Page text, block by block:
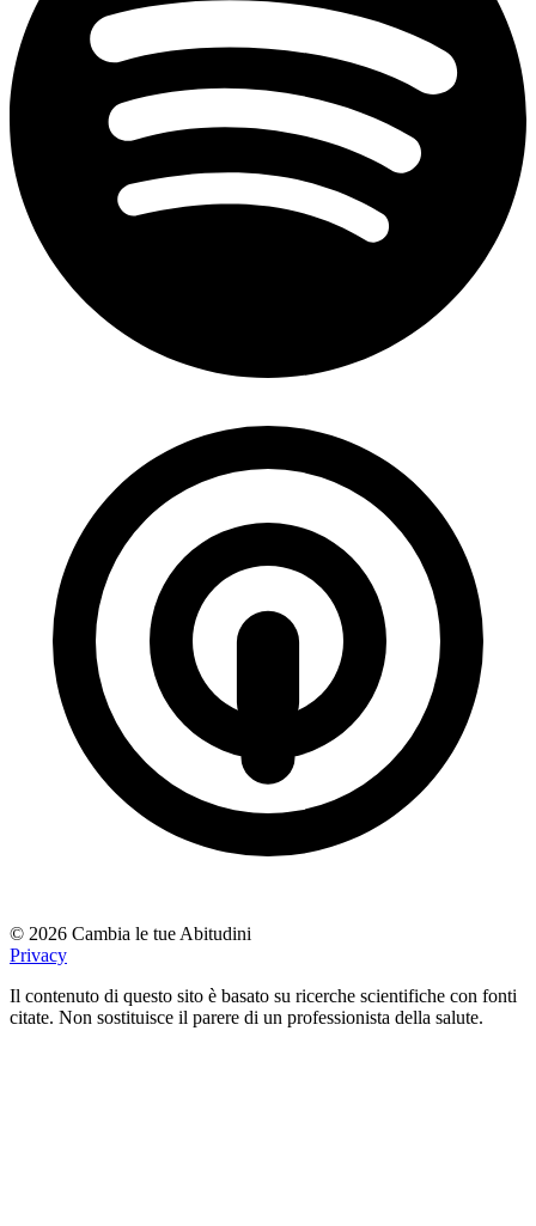
© 2026 Cambia le tue Abitudini
Privacy
Il contenuto di questo sito è basato su ricerche scientifiche con fonti
citate. Non sostituisce il parere di un professionista della salute.